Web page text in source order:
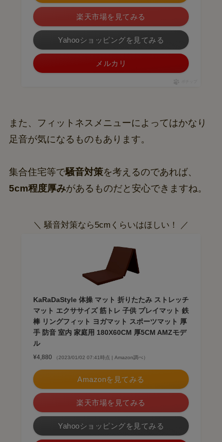
楽天市場を見てみる
Yahooショッピングを見てみる
メルカリ
また、フィットネスメニューによってはかなり
足音が気になるものもあります。
集合住宅等で騒音対策を考えるのであれば、
5cm程度厚みがあるものだと安心できますね。
＼ 騒音対策なら5cmくらいはほしい！ ／
KaRaDaStyle 体操 マット 折りたたみ ストレッチ
マット エクササイズ 筋トレ 子供 プレイマット 鉄
棒 リングフィット ヨガマット スポーツマット 厚
手 防音 室内 家庭用 180X60CM 厚5CM AMZモデ
ル
¥4,880 （2023/01/02 07:41時点 | Amazon調べ）
Amazonを見てみる
楽天市場を見てみる
Yahooショッピングを見てみる